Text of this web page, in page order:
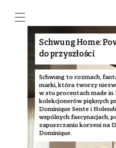
Schwung Home:
do przyszłości
Schwung to rozmach,
marki, która tworzy
w stu procentach made in
kolekcjonerów pięknych
Dominique Sente i
wspólnych fascynacjach,
zapuszczaniu korzeni na
Dominique.